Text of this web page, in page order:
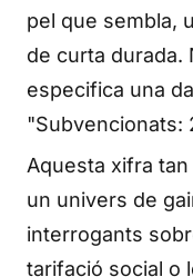
pel que sembla,
de curta durada.
especifica una
"Subvencionats:
Aquesta xifra
un univers de
interrogants
tarifació social o